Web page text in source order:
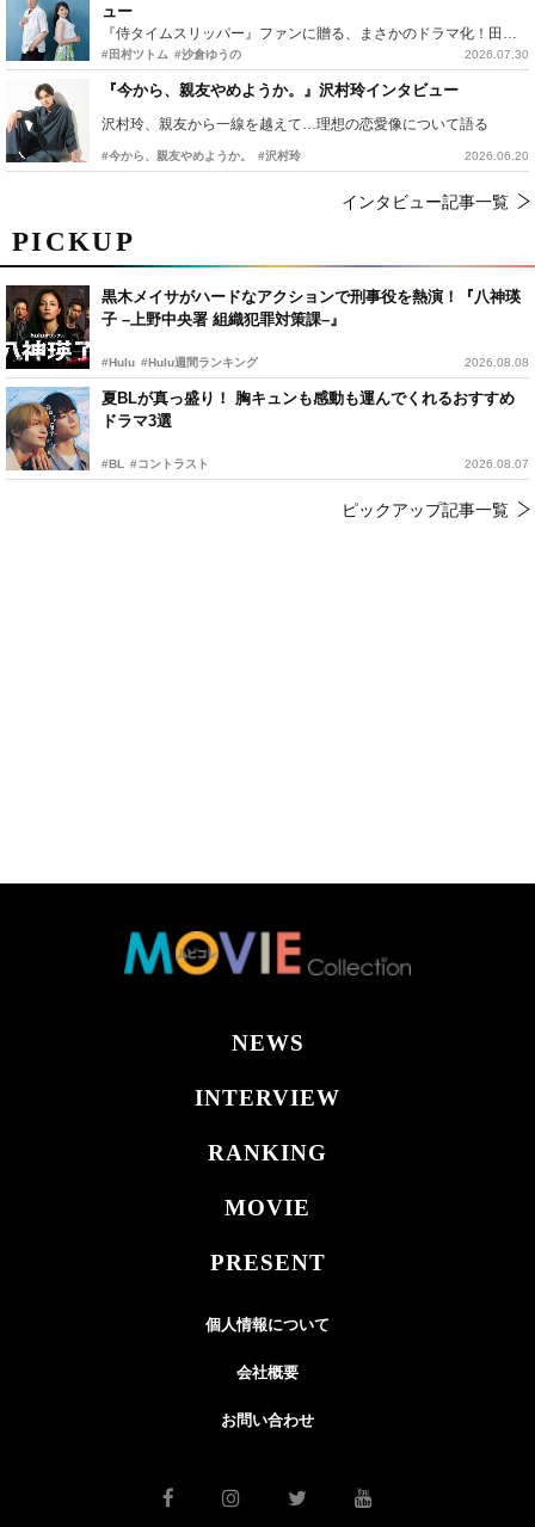
PICKUP
黒木メイサがハードなアクションで刑事役を熱演！『八神瑛
子 –上野中央署 組織犯罪対策課–』
#Hulu #Hulu週間ランキング 2026.08.08
夏BLが真っ盛り！ 胸キュンも感動も運んでくれるおすすめ
ドラマ3選
#BL #コントラスト 2026.08.07
ピックアップ記事一覧
ュー
『侍タイムスリッパー』ファンに贈る、まさかのドラマ化！田村ツトム×沙倉ゆうのが語る『心配無用ノ介』撮影秘話
#田村ツトム #沙倉ゆうの 2026.07.30
『今から、親友やめようか。』沢村玲インタビュー
沢村玲、親友から一線を越えて…理想の恋愛像について語る
#今から、親友やめようか。 #沢村玲 2026.06.20
インタビュー記事一覧
NEWS
INTERVIEW
RANKING
MOVIE
PRESENT
個人情報について
会社概要
お問い合わせ